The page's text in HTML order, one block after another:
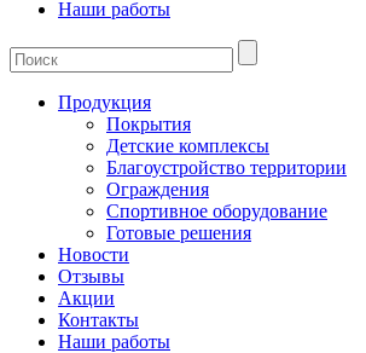
Наши работы
Продукция
Покрытия
Детские комплексы
Благоустройство территории
Ограждения
Спортивное оборудование
Готовые решения
Новости
Отзывы
Акции
Контакты
Наши работы